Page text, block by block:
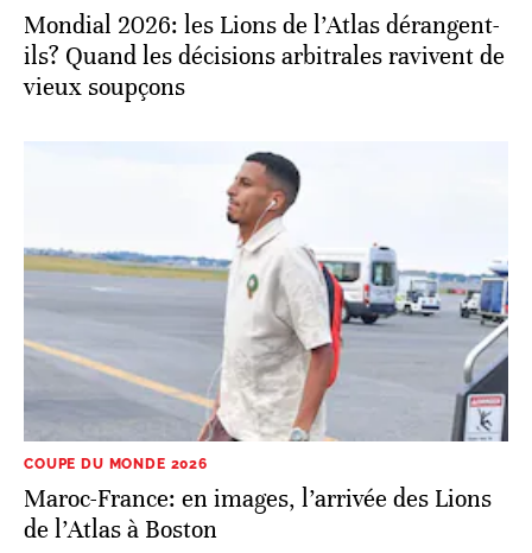
Mondial 2026: les Lions de l’Atlas dérangent-
ils? Quand les décisions arbitrales ravivent de
vieux soupçons
COUPE DU MONDE 2026
Maroc-France: en images, l’arrivée des Lions
de l’Atlas à Boston